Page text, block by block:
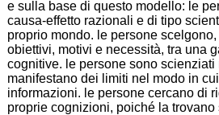
e sulla base di questo modello: le
causa-effetto razionali e di tipo
proprio mondo. le persone
obiettivi, motivi e necessità, tra una
cognitive. le persone sono scienziati
manifestano dei limiti nel modo in
informazioni. le persone cercano di
proprie cognizioni, poiché la trovano